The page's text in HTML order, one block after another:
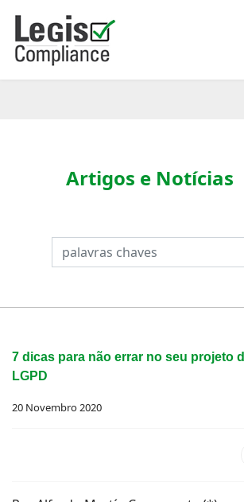
PESQUISAR
Artigos e Notícias
7 dicas para não errar no seu projeto
LGPD
20 Novembro 2020